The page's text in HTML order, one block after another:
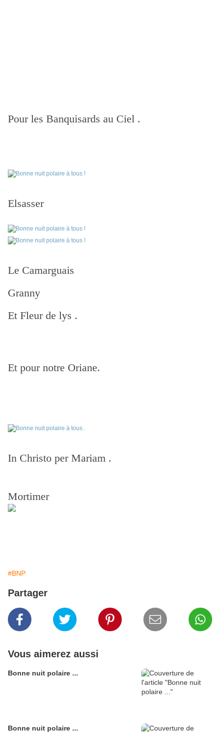
Pour les Banquisards au Ciel .
Elsasser
Le Camarguais
Granny
Et Fleur de lys .
Et pour notre Oriane.
In Christo per Mariam .
Mortimer
#BNP
Partager
Vous aimerez aussi
Bonne nuit polaire ...
Bonne nuit polaire ...